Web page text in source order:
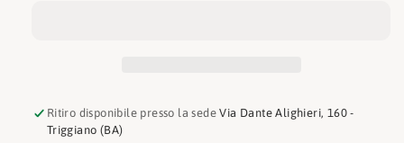
Ritiro disponibile presso la sedeVia Dante Alighieri, 160 -
Triggiano (BA)